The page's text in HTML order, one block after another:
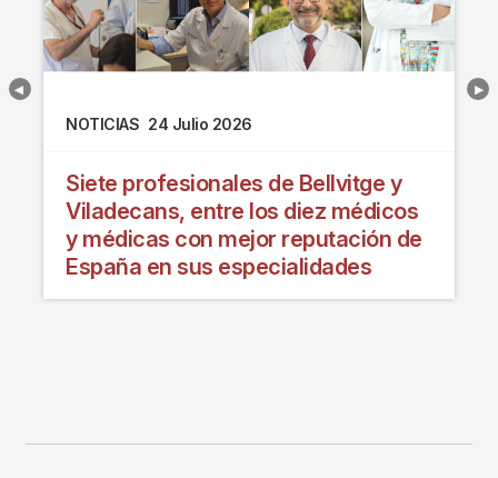
NOTICIAS 24 Julio 2026
Siete profesionales de Bellvitge y
Viladecans, entre los diez médicos
y médicas con mejor reputación de
España en sus especialidades